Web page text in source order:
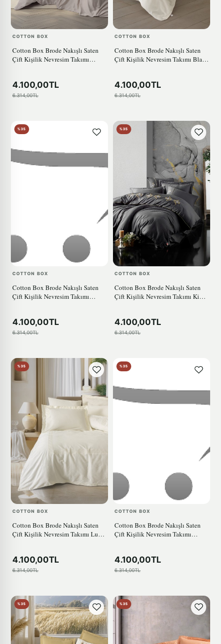
COTTON BOX
Cotton Box Brode Nakışlı Saten
Çift Kişilik Nevresim Takımı
4.100,00TL
6.314,00TL
COTTON BOX
Cotton Box Brode Nakışlı Saten
Çift Kişilik Nevresim Takımı Blade
4.100,00TL
6.314,00TL
%35
COTTON BOX
Cotton Box Brode Nakışlı Saten
Çift Kişilik Nevresim Takımı
4.100,00TL
6.314,00TL
%35
COTTON BOX
Cotton Box Brode Nakışlı Saten
Çift Kişilik Nevresim Takımı King
4.100,00TL
6.314,00TL
%35
COTTON BOX
Cotton Box Brode Nakışlı Saten
Çift Kişilik Nevresim Takımı Luxe
4.100,00TL
6.314,00TL
%35
COTTON BOX
Cotton Box Brode Nakışlı Saten
Çift Kişilik Nevresim Takımı
4.100,00TL
6.314,00TL
%35 %35